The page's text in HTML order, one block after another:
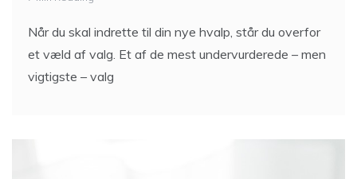
Når du skal indrette til din nye hvalp, står du overfor
et væld af valg. Et af de mest undervurderede – men
vigtigste – valg